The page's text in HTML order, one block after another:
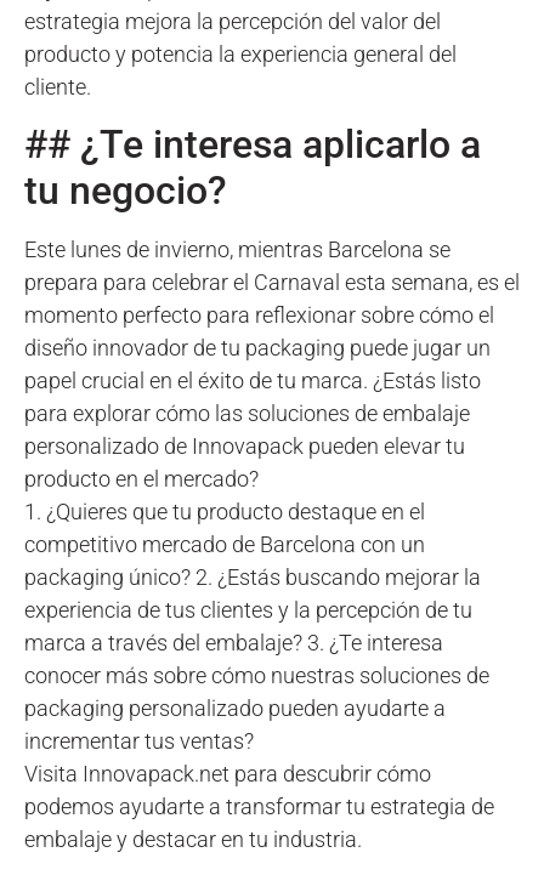
estrategia mejora la percepción del valor del
producto y potencia la experiencia general del
cliente.
## ¿Te interesa aplicarlo a
tu negocio?
Este lunes de invierno, mientras Barcelona se
prepara para celebrar el Carnaval esta semana, es el
momento perfecto para reflexionar sobre cómo el
diseño innovador de tu packaging puede jugar un
papel crucial en el éxito de tu marca. ¿Estás listo
para explorar cómo las soluciones de embalaje
personalizado de Innovapack pueden elevar tu
producto en el mercado?
1. ¿Quieres que tu producto destaque en el
competitivo mercado de Barcelona con un
packaging único? 2. ¿Estás buscando mejorar la
experiencia de tus clientes y la percepción de tu
marca a través del embalaje? 3. ¿Te interesa
conocer más sobre cómo nuestras soluciones de
packaging personalizado pueden ayudarte a
incrementar tus ventas?
Visita Innovapack.net para descubrir cómo
podemos ayudarte a transformar tu estrategia de
embalaje y destacar en tu industria.